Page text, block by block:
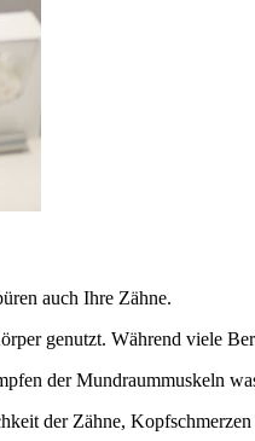
auch Ihre Zähne.
genutzt. Während viele
der Mundraummuskeln
der Zähne,